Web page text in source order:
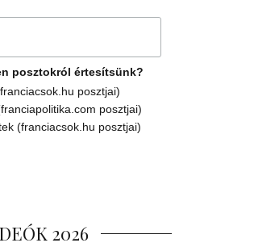
posztokról értesítsünk?
posztjai)
posztjai)
(franciacsok.hu posztjai)
2026